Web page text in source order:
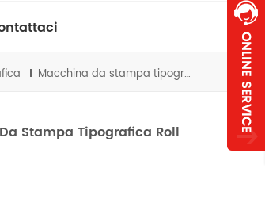
Macchina da stampa tipografica roll to roll
Stampa Tipografica Roll